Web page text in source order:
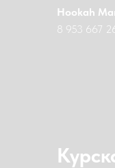
Hookah
8 953 667